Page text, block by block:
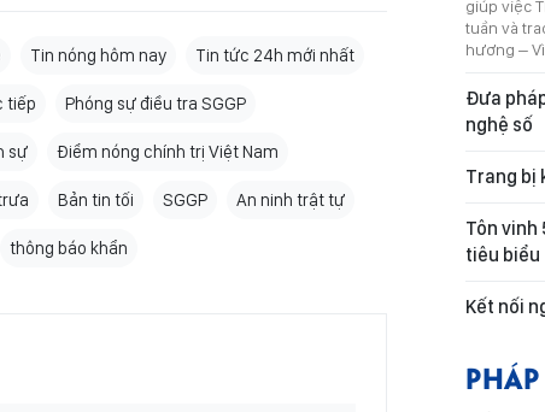
Tin nóng hôm nay Tin tức 24h mới nhất
tiếp Phóng sự điều tra SGGP
sự Điểm nóng chính trị Việt Nam
Bản tin tối SGGP An ninh trật tự
thông báo khẩn
giúp việc
tuần và
hương –
Đưa
nghệ số
Trang bị
Tôn vinh
tiêu biểu
Kết nối